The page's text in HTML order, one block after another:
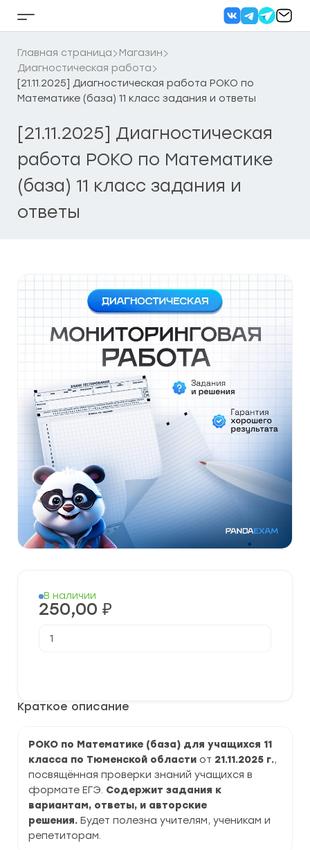
Кнопка
бокового
меню
Главная страница
Магазин
Диагностическая работа
[21.11.2025] Диагностическая работа РОКО по
Математике (база) 11 класс задания и ответы
[21.11.2025] Диагностическая
работа РОКО по Математике
(база) 11 класс задания и
ответы
Краткое описание
РОКО по Математике (база) для учащихся 11
класса по Тюменской области от 21.11.2025 г.,
посвящённая проверки знаний учащихся в
формате ЕГЭ. Содержит задания к
вариантам, ответы, и авторские
решения. Будет полезна учителям, ученикам и
репетиторам.
В наличии
250,00 ₽
товара
Математике
класс
задания
и
ответы